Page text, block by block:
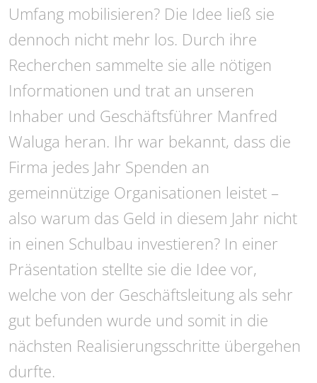
Umfang mobilisieren? Die Idee ließ sie
dennoch nicht mehr los. Durch ihre
Recherchen sammelte sie alle nötigen
Informationen und trat an unseren
Inhaber und Geschäftsführer Manfred
Waluga heran. Ihr war bekannt, dass die
Firma jedes Jahr Spenden an
gemeinnützige Organisationen leistet –
also warum das Geld in diesem Jahr nicht
in einen Schulbau investieren? In einer
Präsentation stellte sie die Idee vor,
welche von der Geschäftsleitung als sehr
gut befunden wurde und somit in die
nächsten Realisierungsschritte übergehen
durfte.